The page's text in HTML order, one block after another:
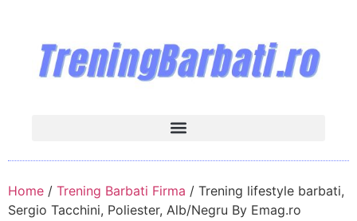
Home / Trening Barbati Firma / Trening lifestyle barbati,
Sergio Tacchini, Poliester, Alb/Negru By Emag.ro